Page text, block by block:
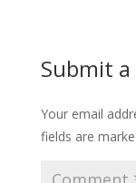
Submit
Your email
fields are